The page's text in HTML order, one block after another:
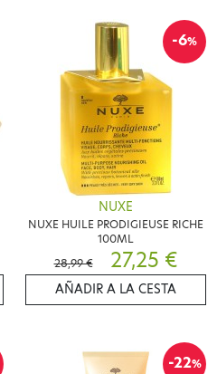
-6%
NUXE
NUXE HUILE PRODIGIEUSE RICHE
100ML
28,99 €
27,25 €
AÑADIR A LA CESTA
-22%